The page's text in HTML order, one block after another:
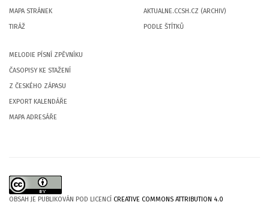
MAPA STRÁNEK
TIRÁŽ
AKTUALNE.CCSH.CZ (ARCHIV)
PODLE ŠTÍTKŮ
MELODIE PÍSNÍ ZPĚVNÍKU
ČASOPISY KE STAŽENÍ
Z ČESKÉHO ZÁPASU
EXPORT KALENDÁŘE
MAPA ADRESÁŘE
OBSAH JE PUBLIKOVÁN POD LICENCÍ CREATIVE COMMONS ATTRIBUTION 4.0